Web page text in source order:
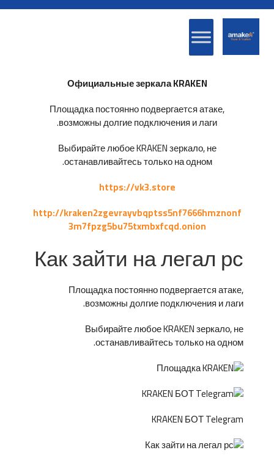
Официальные зеркала KRAKEN
Площадка постоянно подвергается атаке,
возможны долгие подключения и лаги.
Выбирайте любое KRAKEN зеркало, не
останавливайтесь только на одном.
https://vk3.store
http://kraken2zgevrayvbqptss5nf7666hmznonf
3m7fpzg5bu75txmbxfcqd.onion
Как зайти на легал рс
Площадка постоянно подвергается атаке,
возможны долгие подключения и лаги.
Выбирайте любое KRAKEN зеркало, не
останавливайтесь только на одном.
KRAKEN БОТ Telegram